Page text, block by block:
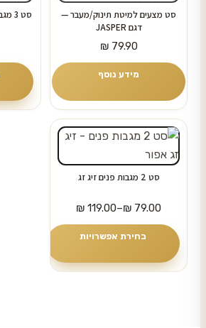
סט מצעים למיטת תינוק/מעבר —
דגם JASPER
₪79.90
מידע נוסף
ניתן
לבחור
את
סט 2 מגבות פנים זיג זג
₪ 79.00
–
₪ 119.00
טווח
מחירים:
⁦₪ 79.00⁩
⁦₪ 119.00⁩
בחירת אפשרויות
למוצר
זה
סוגים.
ניתן
לבחור
את